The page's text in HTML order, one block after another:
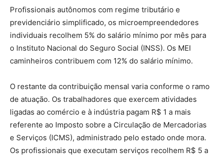
Profissionais autônomos com regime tributário e
previdenciário simplificado, os microempreendedores
individuais recolhem 5% do salário mínimo por mês para
o Instituto Nacional do Seguro Social (INSS). Os MEI
caminheiros contribuem com 12% do salário mínimo.
O restante da contribuição mensal varia conforme o ramo
de atuação. Os trabalhadores que exercem atividades
ligadas ao comércio e à indústria pagam R$ 1 a mais
referente ao Imposto sobre a Circulação de Mercadorias
e Serviços (ICMS), administrado pelo estado onde mora.
Os profissionais que executam serviços recolhem R$ 5 a